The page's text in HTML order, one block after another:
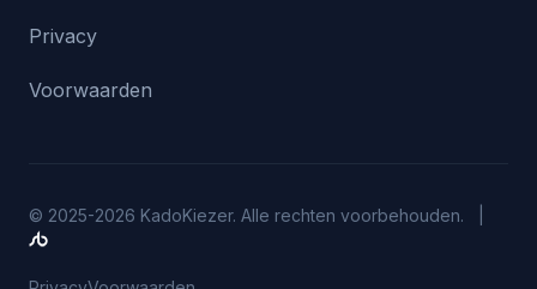
Privacy
Voorwaarden
© 2025-2026 KadoKiezer. Alle rechten voorbehouden. |